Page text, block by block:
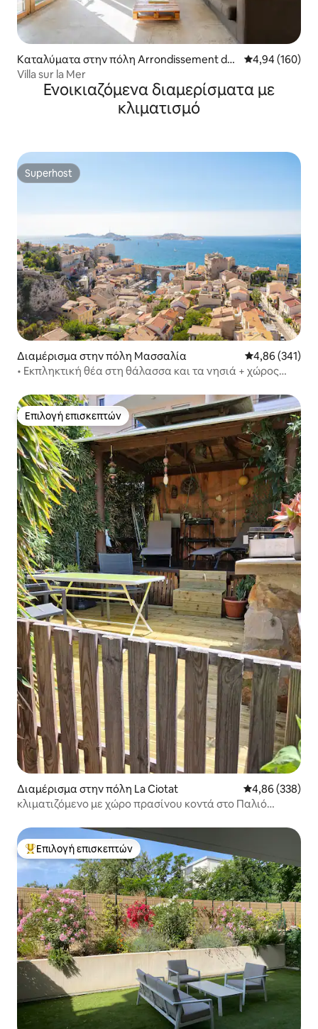
Καταλύματα στην πόλη Arrondissement de
Marseille
Μέση
4,94 (160)
Villa sur la Mer
Ενοικιαζόμενα διαμερίσματα με
κλιματισμό
Superhost
Superhost
Διαμέρισμα στην πόλη Μασσαλία Μέση
4,86 (341)
• Εκπληκτική θέα στη θάλασσα και τα νησιά + χώρος
Επιλογή επισκεπτών
Επιλογή επισκεπτών
Διαμέρισμα στην πόλη La Ciotat Μέση
4,86 (338)
κλιματιζόμενο με χώρο πρασίνου κοντά στο Παλιό
Κορυφαία επιλογή επισκεπτών
Επιλογή επισκεπτών